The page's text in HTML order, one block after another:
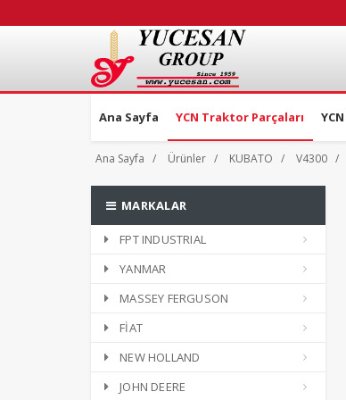
Ana Sayfa YCN Traktor Parçaları
Ana Sayfa Ürünler KUBATO V4300
MARKALAR
FPT INDUSTRIAL
YANMAR
MASSEY FERGUSON
FİAT
NEW HOLLAND
JOHN DEERE